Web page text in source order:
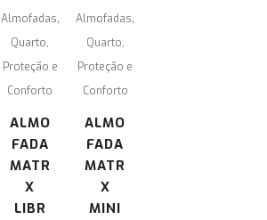
Almofadas,
Quarto,
Proteção e
Conforto
ALMO
FADA
MATR
X
LIBR
Almofadas,
Quarto,
Proteção e
Conforto
ALMO
FADA
MATR
X
MINI